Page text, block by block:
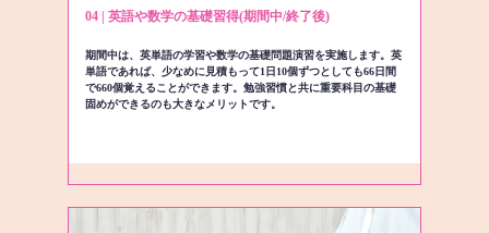
04 | 英語や数学の基礎習得(期間中/終了後)
期間中は、英単語の学習や数学の基礎問題演習を実施します。英
単語であれば、少なめに見積もって1日10個ずつとしても66日間
で660個覚えることができます。勉強習慣と共に重要科目の基礎
固めができるのも大きなメリットです。